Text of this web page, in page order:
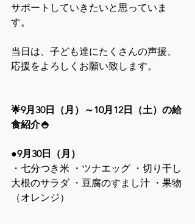
サポートしていきたいと思っていま
す。
当日は、子ども達にたくさんの声援、
応援をよろしくお願い致します。
🌟9月30日（月）～10月12日（土）の給
食紹介🍚
●9月30日（月）
・七分つき米 ・ツナエッグ ・切り干し
大根のサラダ ・豆腐のすまし汁 ・果物
（オレンジ）